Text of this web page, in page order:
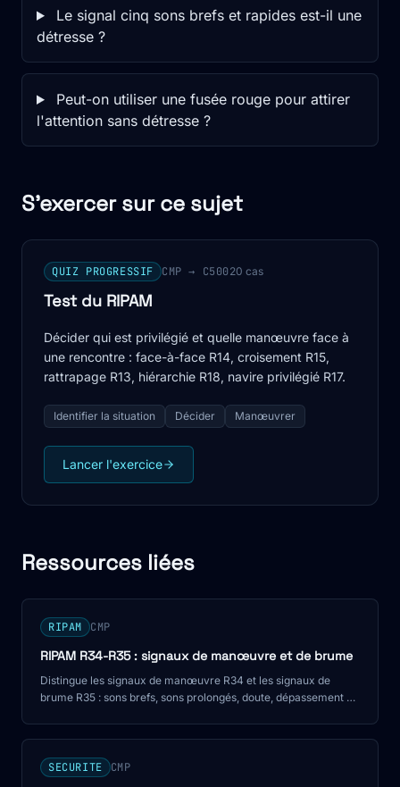
Le signal cinq sons brefs et rapides est-il une
détresse ?
Peut-on utiliser une fusée rouge pour attirer
l'attention sans détresse ?
S'exercer sur ce sujet
QUIZ PROGRESSIF CMP → C50020 cas
Test du RIPAM
Décider qui est privilégié et quelle manœuvre face à
une rencontre : face-à-face R14, croisement R15,
rattrapage R13, hiérarchie R18, navire privilégié R17.
Identifier la situation Décider Manœuvrer
Lancer l'exercice
Ressources liées
RIPAM CMP
RIPAM R34-R35 : signaux de manœuvre et de brume
Distingue les signaux de manœuvre R34 et les signaux de
brume R35 : sons brefs, sons prolongés, doute, dépassement en
SECURITE CMP